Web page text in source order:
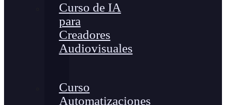
Curso de IA
para
Creadores
Audiovisuales
Curso
Automatizaciones